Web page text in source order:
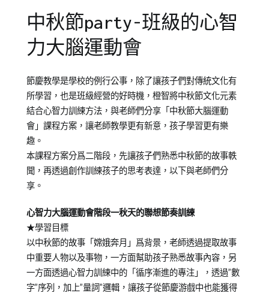
中秋節party-班級的心智
力大腦運動會
Posted
on
2018-
09-
17
Posted
in
兒
少
教
育
知
識
Tagged
教
養
培
育
節慶教學是學校的例行公事，除了讓孩子們對傳統文化有
所學習，也是班級經營的好時機，橙智將中秋節文化元素
結合心智力訓練方法，與老師們分享「中秋節大腦運動
會」課程方案，讓老師教學更有新意，孩子學習更有樂
趣。
本課程方案分爲二階段，先讓孩子們熟悉中秋節的故事軼
聞，再透過創作訓練孩子的思考表達，以下與老師們分
享。
心智力大腦運動會階段一秋天的聯想節奏訓練
★學習目標
以中秋節的故事「嫦娥奔月」爲背景，老師透過提取故事
中重要人物以及事物，一方面幫助孩子熟悉故事內容，另
一方面透過心智力訓練中的「循序漸進的專注」，透過”數
字”序列，加上”量詞”邏輯，讓孩子從節慶游戲中也能獲得